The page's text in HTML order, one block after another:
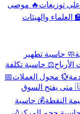
توزيعات 🔥 موصى
العلماء والهيئات
🧼 حاسبة تطهير
⚖️ حاسبة تكلفة
💱 محول العملات📅
🇺🇸 متى يفتح السوق
النقطة💰 حاسبة